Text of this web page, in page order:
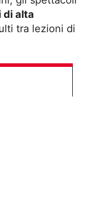
di alta
tra lezioni di